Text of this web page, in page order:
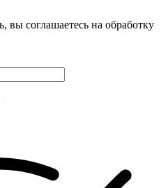
соглашаетесь на обработку